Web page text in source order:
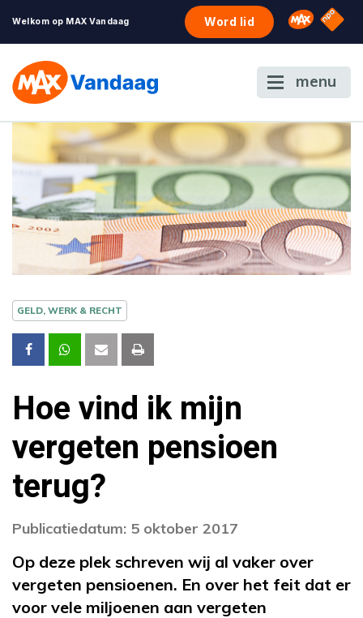
Welkom op MAX Vandaag Word lid Omroep
NPO
menu
GELD, WERK & RECHT
Hoe vind ik mijn
vergeten pensioen
terug?
Publicatiedatum: 5 oktober 2017
Op deze plek schreven wij al vaker over
vergeten pensioenen. En over het feit dat er
voor vele miljoenen aan vergeten